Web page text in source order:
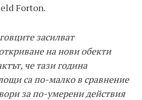
Forton.
засилват
на нови обекти
че тази година
са по-малко в сравнение
за по-умерени действия